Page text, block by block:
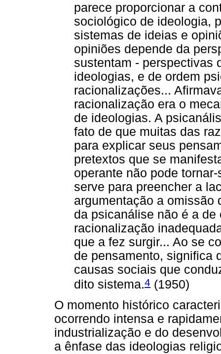
parece proporcionar a
sociológico de ideologia,
sistemas de ideias e
opiniões depende da
sustentam - perspectivas
ideologias, e de ordem
racionalizações...
racionalização era o
de ideologias. A
fato de que muitas das
para explicar seus
pretextos que se
operante não pode
serve para preencher a
argumentação a omissão
da psicanálise não é a
racionalização
que a fez surgir... Ao se
de pensamento, significa
causas sociais que
dito sistema.4 (1950)
O momento histórico
ocorrendo intensa e
industrialização e do
a ênfase das ideologias